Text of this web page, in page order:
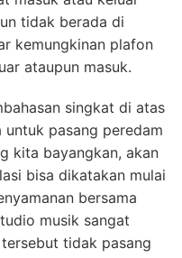
tidak berada di
kemungkinan plafon
ataupun masuk.
singkat di atas
pasang peredam
kita bayangkan, akan
bisa dikatakan mulai
bersama
musik sangat
tidak pasang